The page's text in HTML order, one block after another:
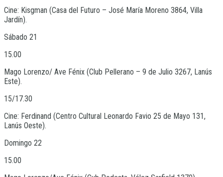
Cine: Kisgman (Casa del Futuro – José María Moreno 3864, Villa
Jardín).
Sábado 21
15.00
Mago Lorenzo/ Ave Fénix (Club Pellerano – 9 de Julio 3267, Lanús
Este).
15/17.30
Cine: Ferdinand (Centro Cultural Leonardo Favio 25 de Mayo 131,
Lanús Oeste).
Domingo 22
15.00